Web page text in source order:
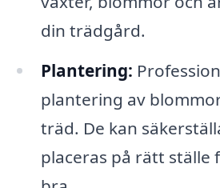
din trädgård.
Plantering:
plantering av
träd. De kan
placeras på rätt ställe